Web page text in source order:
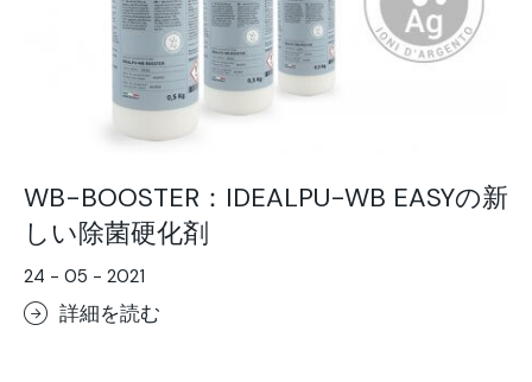
WB-BOOSTER：IDEALPU-WB EASYの新
しい除菌硬化剤
24 - 05 - 2021
詳細を読む